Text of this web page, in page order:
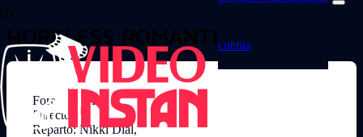
cuenta
HOPELESS ROMANTIC
Formato: VHS
Director:
Reparto: Nikki Dial,